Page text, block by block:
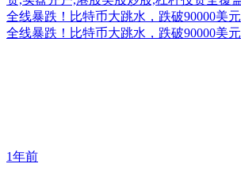
全线暴跌！比特币大跳水，跌破90000美元
全线暴跌！比特币大跳水，跌破90000美元
1年前